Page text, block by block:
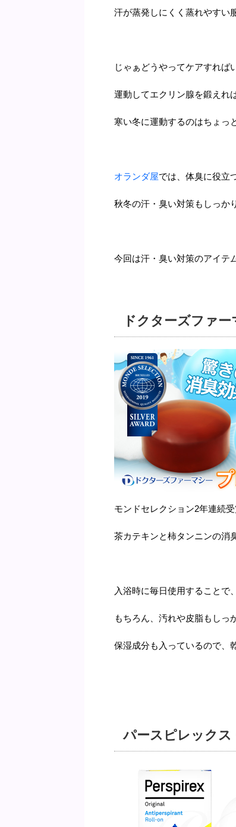
汗が蒸発しにくく蒸れやすい
じゃぁどうやってケアすれば
運動してエクリン腺を鍛えれ
寒い冬に運動するのはちょっ
オランダ屋では、体臭に役立
秋冬の汗・臭い対策もしっか
今回は汗・臭い対策のアイテ
ドクターズファ
モンドセレクション2年連続
茶カテキンと柿タンニンの消
入浴時に毎日使用することで
もちろん、汚れや皮脂もしっ
保湿成分も入っているので、
パースピレックス